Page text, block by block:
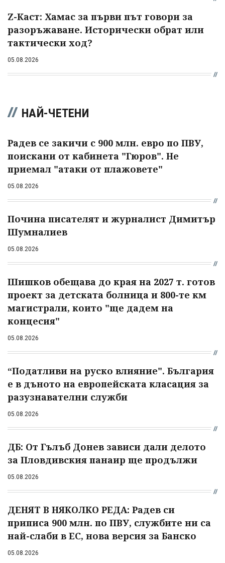
Z-Каст: Хамас за първи път говори за
разоръжаване. Исторически обрат или
тактически ход?
05.08.2026
НАЙ-ЧЕТЕНИ
Радев се закичи с 900 млн. евро по ПВУ,
поискани от кабинета "Гюров". Не
приемал "атаки от плажовете"
05.08.2026
Почина писателят и журналист Димитър
Шумналиев
05.08.2026
Шишков обещава до края на 2027 т. готов
проект за детската болница и 800-те км
магистрали, които "ще дадем на
концесия"
05.08.2026
“Податливи на руско влияние". България
е в дъното на европейската класация за
разузнавателни служби
05.08.2026
ДБ: От Гълъб Донев зависи дали делото
за Пловдивския панаир ще продължи
05.08.2026
ДЕНЯТ В НЯКОЛКО РЕДА: Радев си
приписа 900 млн. по ПВУ, службите ни са
най-слаби в ЕС, нова версия за Банско
05.08.2026